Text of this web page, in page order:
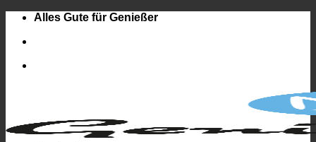
Zum
springen
Alles Gute für Genießer